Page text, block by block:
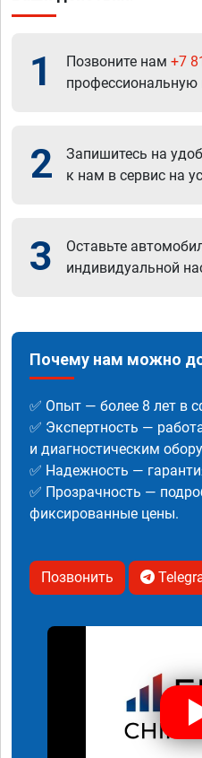
1 Позвоните нам +7
профессиональную
2
Запишитесь на
к нам в сервис на
3
Оставьте
индивидуальной
Почему нам можно
✅ Опыт — более 8 лет в
✅ Экспертность —
и диагностическим
✅ Надежность —
✅ Прозрачность —
фиксированные цены.
Позвонить